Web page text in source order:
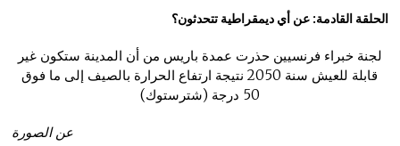
الحلقة القادمة: عن أي ديمقراطية تتحدثون؟
لجنة خبراء فرنسيين حذرت عمدة باريس من أن المدينة ستكون غير
قابلة للعيش سنة 2050 نتيجة ارتفاع الحرارة بالصيف إلى ما فوق
50 درجة (شترستوك)
عن الصورة